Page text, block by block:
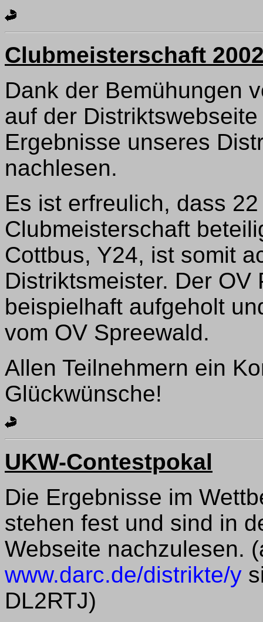
Clubmeisterschaft
Dank der Bemühungen
auf der
Ergebnisse unseres
nachlesen.
Es ist erfreulich, dass
Clubmeisterschaft
Cottbus, Y24, ist somit
Distriktsmeister. Der OV
beispielhaft aufgeholt
vom OV Spreewald.
Allen Teilnehmern ein
Glückwünsche!
UKW-Contestpokal
Die Ergebnisse im
stehen fest und sind in
Webseite nachzulesen.
www.darc.de/distrikte/y
DL2RTJ)